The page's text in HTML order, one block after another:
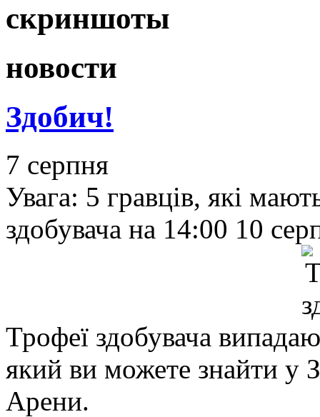
скриншоты
новости
Здобич!
7 серпня
Увага: 5 гравців, які
здобувача на 14:00 10
Трофеї здобувача
який ви можете знайти у
Арени.